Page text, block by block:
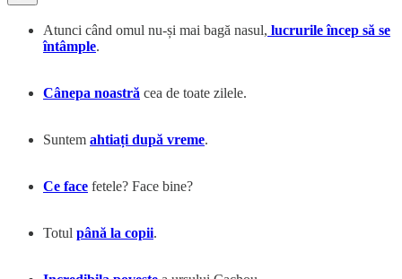
Atunci când omul nu-și mai bagă nasul, lucrurile încep să se
întâmple.
Cânepa noastră cea de toate zilele.
Suntem ahtiați după vreme.
Ce face fetele? Face bine?
Totul până la copii.